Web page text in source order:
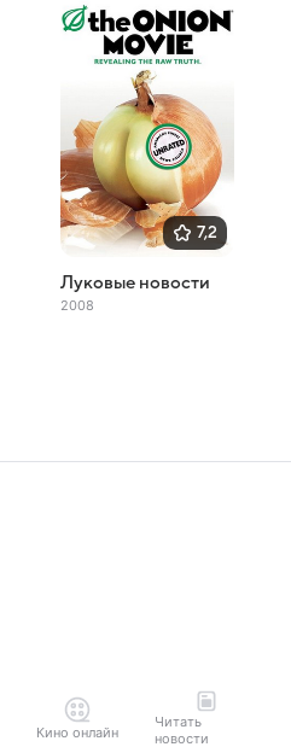
7,2
Луковые новости
2008
Кино онлайн
Читать
новости